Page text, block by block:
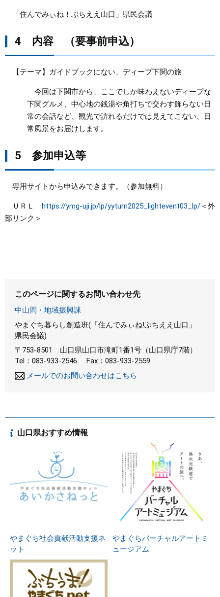
「住んでみぃね！ぶちええ山口」県民会議
4 内容 （要事前申込）
【テーマ】ガイドブックにない、ディープ下関の旅
今回は下関市から、ここでしか味わえないディープな
下関グルメ、中心地の銭湯や角打ちで交わす飾らない日
常の会話など、観光で訪れるだけでは見えてこない、日
常風景をお届けします。
5 参加申込等
専用サイトから申込みできます。（参加無料）
ＵＲＬ https://ymg-uji.jp/lp/yyturn2025_lightevent03_lp/ ＜外
部リンク＞
このページに関するお問い合わせ先
中山間・地域振興課
やまぐち暮らし創造班(「住んでみぃね!ぶちええ山口」
県民会議)
〒753-8501
山口県山口市滝町1番1号（山口県庁7階）
Tel：083-933-2546
Fax：083-933-2559
メールでのお問い合わせはこちら
山口県おすすめ情報
やまぐち社会貢献活動支援ネ
ット
やまぐちバーチャルアートミ
ュージアム